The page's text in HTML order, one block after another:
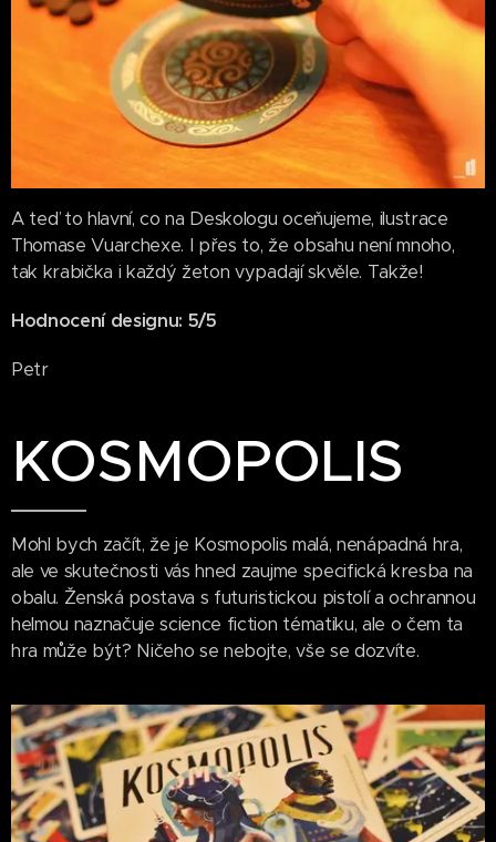
A teď to hlavní, co na Deskologu oceňujeme, ilustrace
Thomase Vuarchexe. I přes to, že obsahu není mnoho,
tak krabička i každý žeton vypadají skvěle. Takže!
Hodnocení designu: 5/5
Petr
KOSMOPOLIS
Mohl bych začít, že je Kosmopolis malá, nenápadná hra,
ale ve skutečnosti vás hned zaujme specifická kresba na
obalu. Ženská postava s futuristickou pistolí a ochrannou
helmou naznačuje science fiction tématiku, ale o čem ta
hra může být? Ničeho se nebojte, vše se dozvíte.